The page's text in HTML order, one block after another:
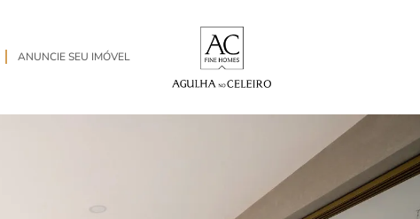
ANUNCIE SEU IMÓVEL